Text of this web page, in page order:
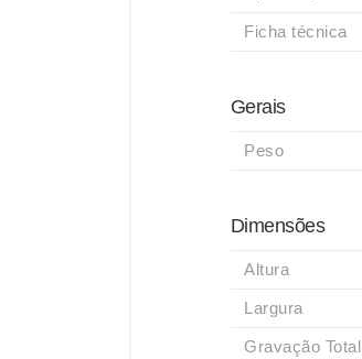
Ficha técnica
Gerais
Peso
Dimensões
Altura
Largura
Gravação Total